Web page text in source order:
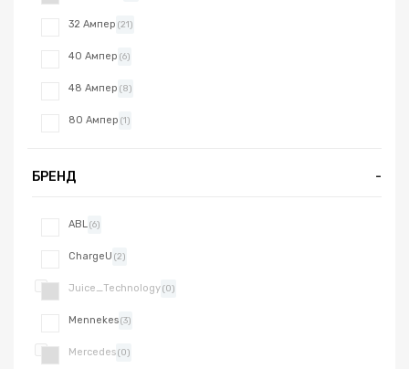
32 Ампер (21)
40 Ампер (6)
48 Ампер (8)
80 Ампер (1)
БРЕНД -
ABL(6)
ChargeU (2)
Juice_Technology(0)
Mennekes(3)
Mercedes(0)